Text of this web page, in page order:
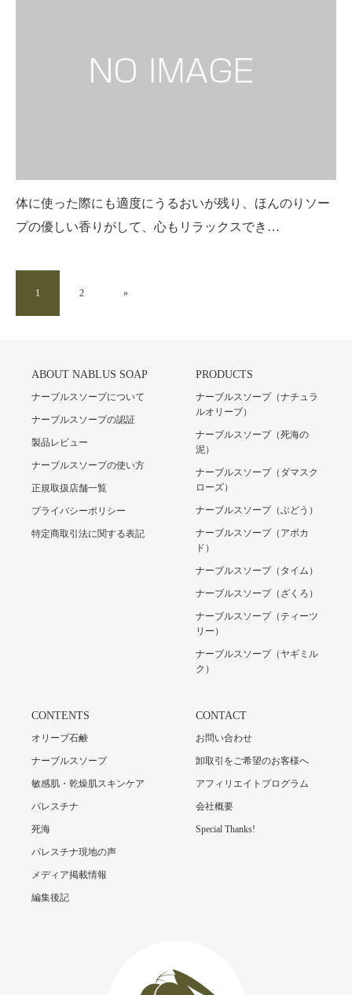
体に使った際にも適度にうるおいが残り、ほんのりソー
プの優しい香りがして、心もリラックスでき…
1 2 »
ABOUT NABLUS SOAP
ナーブルスソープについて
ナーブルスソープの認証
製品レビュー
ナーブルスソープの使い方
正規取扱店舗一覧
プライバシーポリシー
特定商取引法に関する表記
PRODUCTS
ナーブルスソープ（ナチュラ
ルオリーブ）
ナーブルスソープ（死海の
泥）
ナーブルスソープ（ダマスク
ローズ）
ナーブルスソープ（ぶどう）
ナーブルスソープ（アボカ
ド）
ナーブルスソープ（タイム）
ナーブルスソープ（ざくろ）
ナーブルスソープ（ティーツ
リー）
ナーブルスソープ（ヤギミル
ク）
CONTENTS
オリーブ石鹸
ナーブルスソープ
敏感肌・乾燥肌スキンケア
パレスチナ
死海
パレスチナ現地の声
メディア掲載情報
編集後記
CONTACT
お問い合わせ
卸取引をご希望のお客様へ
アフィリエイトプログラム
会社概要
Special Thanks!